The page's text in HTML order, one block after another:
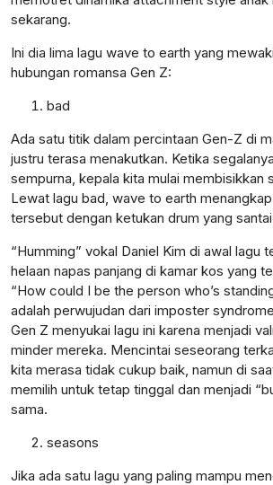
sekarang.
Ini dia lima lagu wave to earth yang
hubungan romansa Gen Z:
bad
Ada satu titik dalam percintaan Gen-Z di
justru terasa menakutkan. Ketika
sempurna, kepala kita mulai membisikkan
Lewat lagu bad, wave to earth
tersebut dengan ketukan drum yang
“Humming” vokal Daniel Kim di awal lagu
helaan napas panjang di kamar kos yang
“How could I be the person who’s
adalah perwujudan dari imposter
Gen Z menyukai lagu ini karena menjadi
minder mereka. Mencintai seseorang
kita merasa tidak cukup baik, namun di
memilih untuk tetap tinggal dan menjadi
sama.
seasons
Jika ada satu lagu yang paling mampu